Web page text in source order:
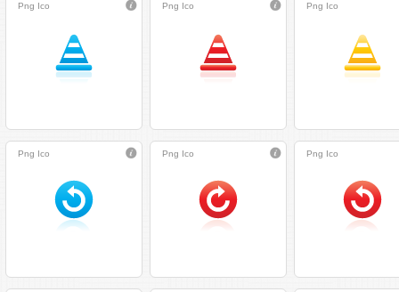
Png Ico Png Ico Png Ico
Png Ico Png Ico Png Ico